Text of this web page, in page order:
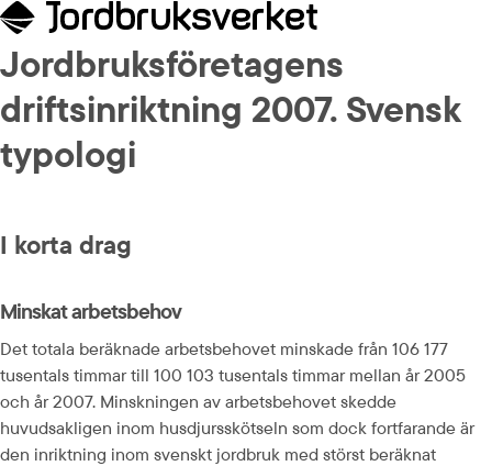
Jordbruksföretagens
driftsinriktning 2007. Svensk
typologi
I korta drag
Minskat arbetsbehov
Det totala beräknade arbetsbehovet minskade från 106 177
tusentals timmar till 100 103 tusentals timmar mellan år 2005
och år 2007. Minskningen av arbetsbehovet skedde
huvudsakligen inom husdjursskötseln som dock fortfarande är
den inriktning inom svenskt jordbruk med störst beräknat